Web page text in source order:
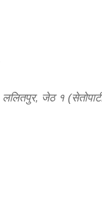
ललितपुर, जेठ १